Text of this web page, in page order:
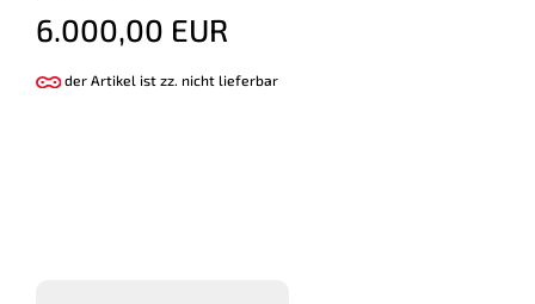
6.000,00 EUR
der Artikel ist zz. nicht lieferbar